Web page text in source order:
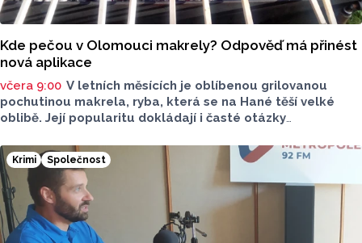
Kde pečou v Olomouci makrely? Odpověď má přinést
nová aplikace
včera 9:00 V letních měsících je oblíbenou grilovanou
pochutinou makrela, ryba, která se na Hané těší velké
oblibě. Její popularitu dokládají i časté otázky
nebo o víkendu grilovat. Zpřehlednit tyto informace
má nová letní mikroaplikace "Kde pečou makrely?“
Krimi Společnost